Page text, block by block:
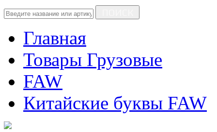
Главная
Товары Грузовые
FAW
Китайские буквы FAW